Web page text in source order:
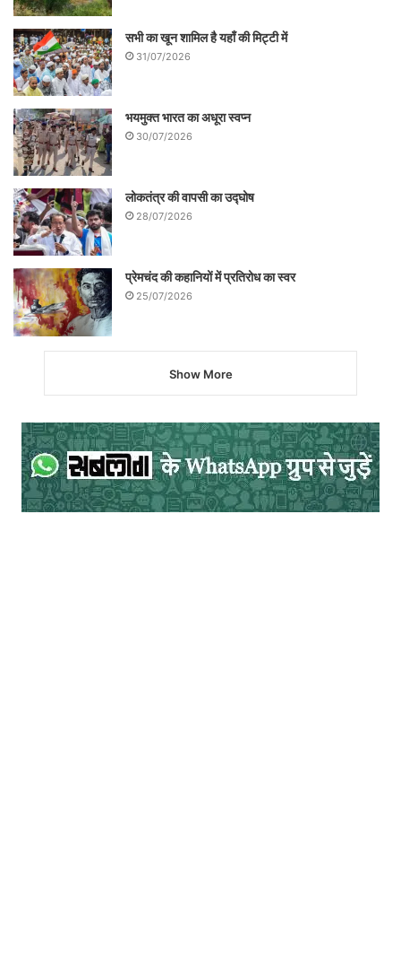
सभी का खून शामिल है यहाँ की मिट्टी में
31/07/2026
भयमुक्त भारत का अधूरा स्वप्न
30/07/2026
लोकतंत्र की वापसी का उद्घोष
28/07/2026
प्रेमचंद की कहानियों में प्रतिरोध का स्वर
25/07/2026
Show More